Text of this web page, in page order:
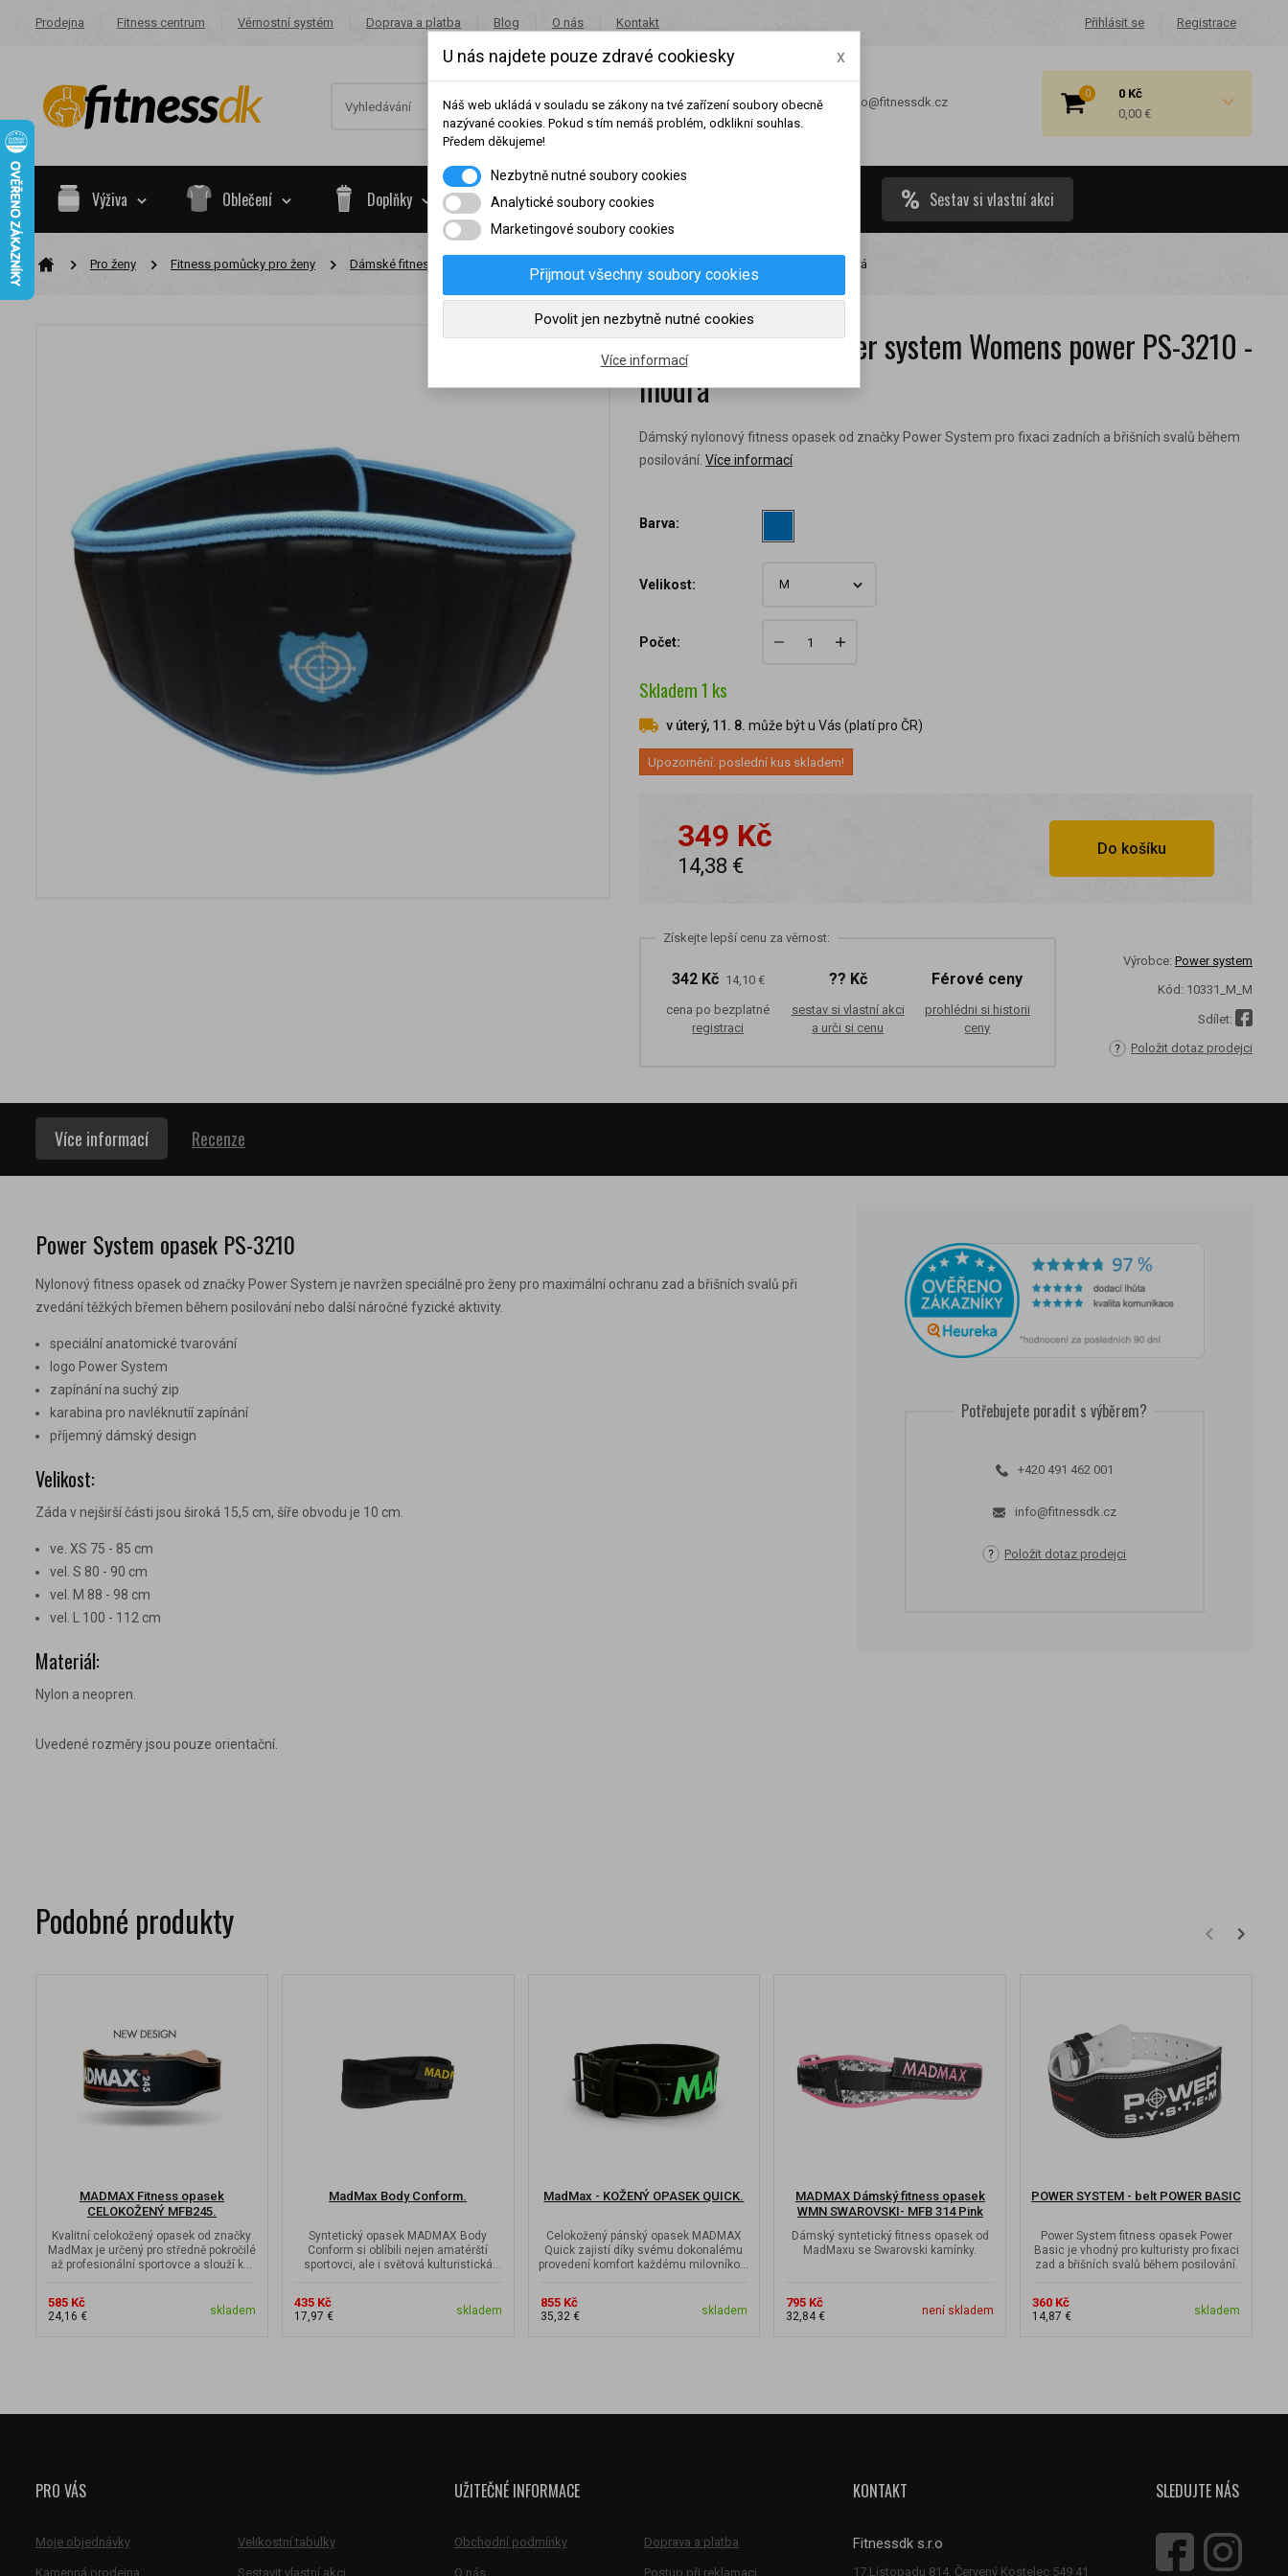
Registrace
Přihlásit se
Prodejna Fitness centrum Věrnostní systém Doprava a platba Blog O nás Kontakt
0
0 Kč
0,00 €
+420 491 462 001 info@fitnessdk.cz
Výživa Oblečení Doplňky Potraviny Akce Sestav si vlastní akci
Pro ženy Fitness pomůcky pro ženy Dámské fitness opasky Dámský opasekPower system Womens power PS-3210 - modrá
Dámský opasekPower system Womens power PS-3210 -
modrá
Dámský nylonový fitness opasek od značky Power System pro fixaci zadních a břišních svalů během
posilování. Více informací
Barva:
Velikost:
Počet:
Skladem1 ks
v úterý, 11. 8. může být u Vás (platí pro ČR)
Upozornění: poslední kus skladem!
349 Kč
14,38 €
Do košíku
Získejte lepší cenu za věrnost:
342 Kč 14,10 €
cena po bezplatné
registraci
?? Kč
sestav si vlastní akci
a urči si cenu
Férové ceny
prohlédni si historii
ceny
Výrobce: Power system
Kód: 10331_M_M
Sdílet:
Položit dotaz prodejci
Více informací Recenze
Power System opasek PS-3210
Nylonový fitness opasek od značky Power System je navržen speciálně pro ženy pro maximální ochranu zad a břišních svalů při
zvedání těžkých břemen během posilování nebo další náročné fyzické aktivity.
speciální anatomické tvarování
logo Power System
zapínání na suchý zip
karabina pro navléknutíí zapínání
příjemný dámský design
Velikost:
Záda v nejširší části jsou široká 15,5 cm, šíře obvodu je 10 cm.
ve. XS 75 - 85 cm
vel. S 80 - 90 cm
vel. M 88 - 98 cm
vel. L 100 - 112 cm
Materiál:
Nylon a neopren.
Uvedené rozměry jsou pouze orientační.
Potřebujete poradit s výběrem?
+420 491 462 001
info@fitnessdk.cz
Položit dotaz prodejci
Podobné produkty
MADMAX Fitness opasek
CELOKOŽENÝ MFB245.
Kvalitní celokožený opasek od značky
MadMax je určený pro středně pokročilé
až profesionální sportovce a slouží k...
585 Kč
24,16 € skladem
MadMax Body Conform.
Syntetický opasek MADMAX Body
Conform si oblíbili nejen amatérští
sportovci, ale i světová kulturistická
435 Kč
17,97 € skladem
MadMax - KOŽENÝ OPASEK QUICK.
Celokožený pánský opasek MADMAX
Quick zajistí díky svému dokonalému
provedení komfort každému milovníkovi
855 Kč
35,32 € skladem
MADMAX Dámský fitness opasek
WMN SWAROVSKI- MFB 314 Pink
Dámský syntetický fitness opasek od
MadMaxu se Swarovski kamínky.
795 Kč
32,84 € není skladem
POWER SYSTEM - belt POWER BASIC
Power System fitness opasek Power
Basic je vhodný pro kulturisty pro fixaci
zad a břišních svalů během posilování.
360 Kč
14,87 € skladem
PRO VÁS
Moje objednávky Velikostní tabulky
Kamenná prodejna Sestavit vlastní akci
UŽITEČNÉ INFORMACE
Obchodní podmínky Doprava a platba
O nás Postup při reklamaci
KONTAKT
Fitnessdk s.r.o
SLEDUJTE NÁS
U nás najdete pouze zdravé cookiesky x
Náš web ukládá v souladu se zákony na tvé zařízení soubory obecně
nazývané cookies. Pokud s tím nemáš problém, odklikni souhlas.
Předem děkujeme!
Nezbytně nutné soubory cookies
Analytické soubory cookies
Marketingové soubory cookies
Přijmout všechny soubory cookies
Povolit jen nezbytně nutné cookies
Více informací